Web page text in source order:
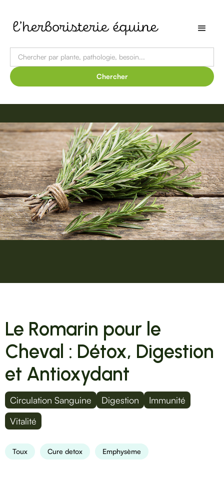
Le Romarin pour le
Cheval : Détox, Digestion
et Antioxydant
Circulation Sanguine Digestion
Immunité
Vitalité
Toux Cure detox Emphysème